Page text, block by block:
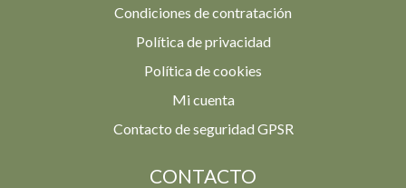
Condiciones de contratación
Política de privacidad
Política de cookies
Mi cuenta
Contacto de seguridad GPSR
CONTACTO